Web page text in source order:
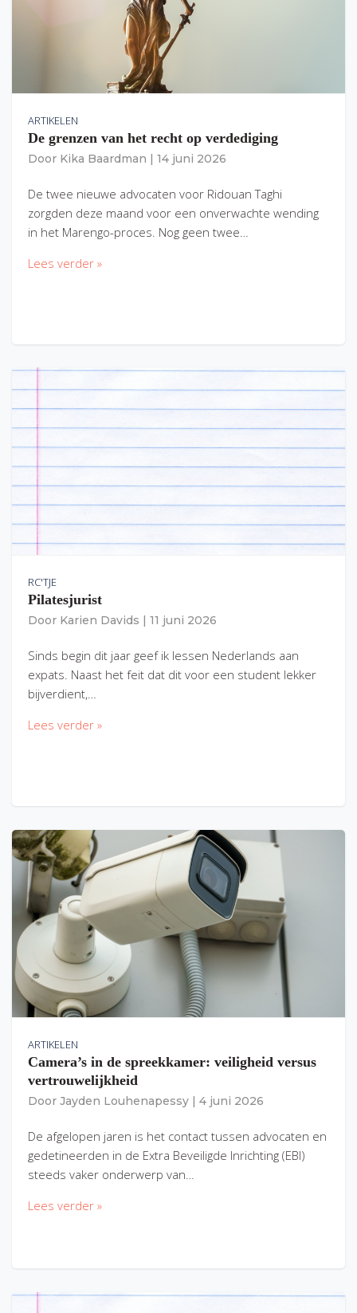
ARTIKELEN
De grenzen van het recht op verdediging
Door Kika Baardman 14 juni 2026
De twee nieuwe advocaten voor Ridouan Taghi
zorgden deze maand voor een onverwachte wending
in het Marengo-proces. Nog geen twee…
Lees verder »
RC'TJE
Pilatesjurist
Door Karien Davids 11 juni 2026
Sinds begin dit jaar geef ik lessen Nederlands aan
expats. Naast het feit dat dit voor een student lekker
bijverdient,…
Lees verder »
ARTIKELEN
Camera’s in de spreekkamer: veiligheid versus
vertrouwelijkheid
Door Jayden Louhenapessy 4 juni 2026
De afgelopen jaren is het contact tussen advocaten en
gedetineerden in de Extra Beveiligde Inrichting (EBI)
steeds vaker onderwerp van…
Lees verder »